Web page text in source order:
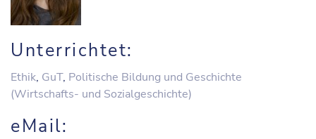
Unterrichtet:
Ethik, GuT, Politische Bildung und Geschichte
(Wirtschafts- und Sozialgeschichte)
eMail: